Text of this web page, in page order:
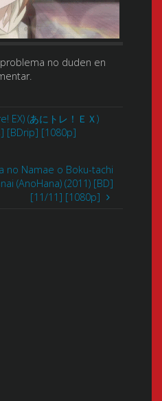
no duden en
EX) (あにトレ！ＥＸ)
[BDrip] [1080p]
no Namae o Boku-tachi
(AnoHana) (2011) [BD]
[11/11] [1080p]